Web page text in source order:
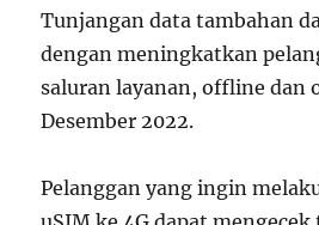
Tunjangan data tambahan
dengan meningkatkan
saluran layanan, offline dan
Desember 2022.
Pelanggan yang ingin